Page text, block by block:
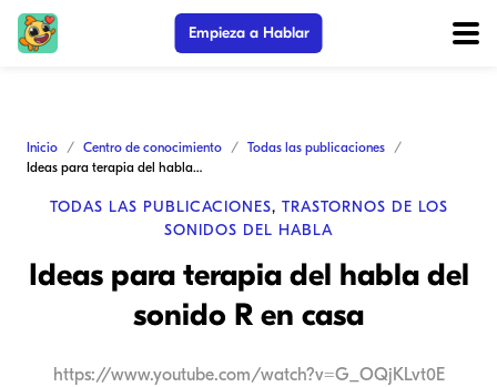
Empieza a Hablar
Inicio Centro de conocimiento
Todas las publicaciones
Ideas para terapia del habla del sonido R en casa
TODAS LAS PUBLICACIONES, TRASTORNOS DE LOS
SONIDOS DEL HABLA
Ideas para terapia del habla del
sonido R en casa
https://www.youtube.com/watch?v=G_OQjKLvt0E